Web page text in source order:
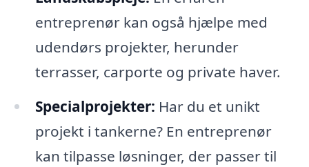
entreprenør kan også hjælpe med
udendørs projekter, herunder
terrasser, carporte og private haver.
Specialprojekter: Har du et unikt
projekt i tankerne? En entreprenør
kan tilpasse løsninger, der passer til